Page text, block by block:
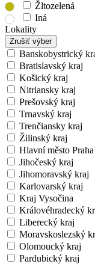
Žltozelená
Iná
Lokality
Zrušiť výber
Banskobystrický
Bratislavský kraj
Košický kraj
Nitriansky kraj
Prešovský kraj
Trnavský kraj
Trenčiansky kraj
Žilinský kraj
Hlavní město Praha
Jihočeský kraj
Jihomoravský kraj
Karlovarský kraj
Kraj Vysočina
Královéhradecký
Liberecký kraj
Moravskoslezský
Olomoucký kraj
Pardubický kraj